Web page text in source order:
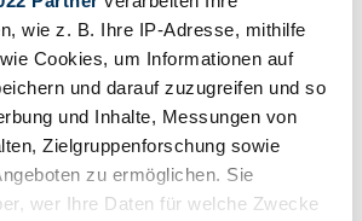
wie z. B. Ihre IP-Adresse, mithilfe
Cookies, um Informationen auf
und darauf zuzugreifen und so
und Inhalte, Messungen von
Zielgruppenforschung sowie
zu ermöglichen. Sie
wer Ihre Daten für welche Zwecke